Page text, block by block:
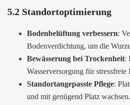
5.2 Standortoptimierung
Bodenbelüftung verbessern:
Bodenverdichtung, um die
Bewässerung bei Trockenheit:
Wasserversorgung für stressfreie
Standortangepasste Pflege:
und mit genügend Platz wachsen.